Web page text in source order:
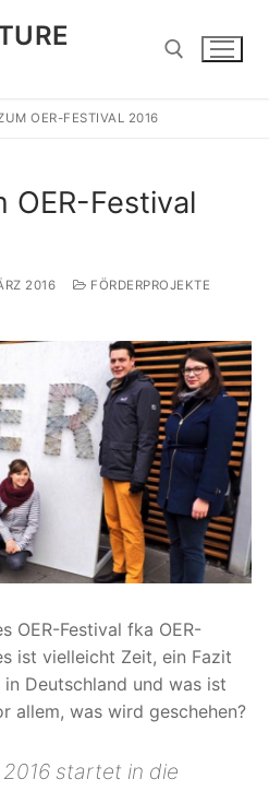
OER-FESTIVAL 2016
OER-Festival
2016
FÖRDERPROJEKTE
OER-Festival fka OER-
ist vielleicht Zeit, ein Fazit
in Deutschland und was ist
allem, was wird geschehen?
2016 startet in die